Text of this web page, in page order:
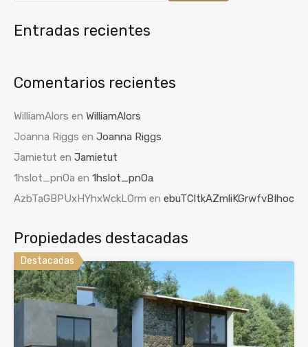
Entradas recientes
Comentarios recientes
WilliamAlors en WilliamAlors
Joanna Riggs en Joanna Riggs
Jamietut en Jamietut
1hslot_pnOa en 1hslot_pnOa
AzbTaGBPUxHYhxWckLOrm en ebuTCltkAZmliKGrwfvBIhoc
Propiedades destacadas
Destacadas